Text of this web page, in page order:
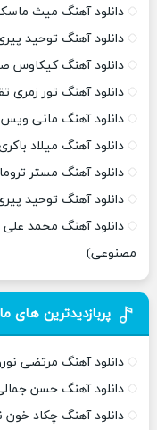
دانلود آهنگ میث
دانلود آهنگ توحید
دانلود آهنگ کیکاوس
دانلود آهنگ تور زمری
دانلود آهنگ مانی
دانلود آهنگ میلاد
دانلود آهنگ مستر تروما
دانلود آهنگ توحید
دانلود آهنگ محمد
مصنوعی)
پربازدیدترین های
دانلود آهنگ مرتضی
دانلود آهنگ حسن
دانلود آهنگ چکاد خون